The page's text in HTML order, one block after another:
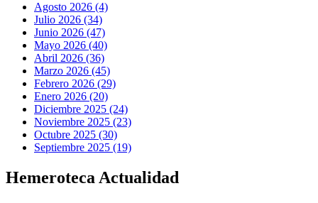
Agosto 2026 (4)
Julio 2026 (34)
Junio 2026 (47)
Mayo 2026 (40)
Abril 2026 (36)
Marzo 2026 (45)
Febrero 2026 (29)
Enero 2026 (20)
Diciembre 2025 (24)
Noviembre 2025 (23)
Octubre 2025 (30)
Septiembre 2025 (19)
Hemeroteca Actualidad